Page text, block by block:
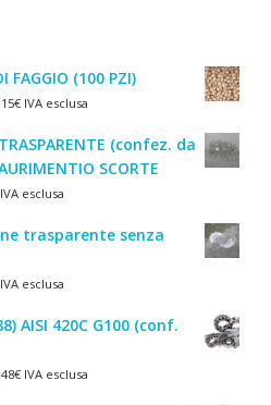
(100 PZI)
€IVA esclusa
(confez. da
SCORTE
esclusa
trasparente senza
esclusa
AISI 420C G100 (conf.
€IVA esclusa